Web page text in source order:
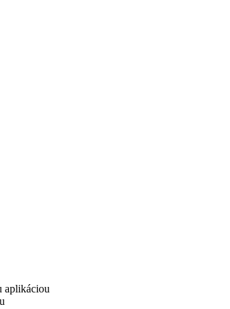
aplikáciou